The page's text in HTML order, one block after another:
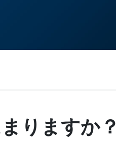
りますか？